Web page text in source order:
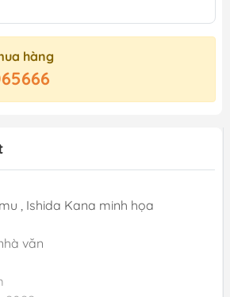
hàng
, Ishida Kana minh họa
văn